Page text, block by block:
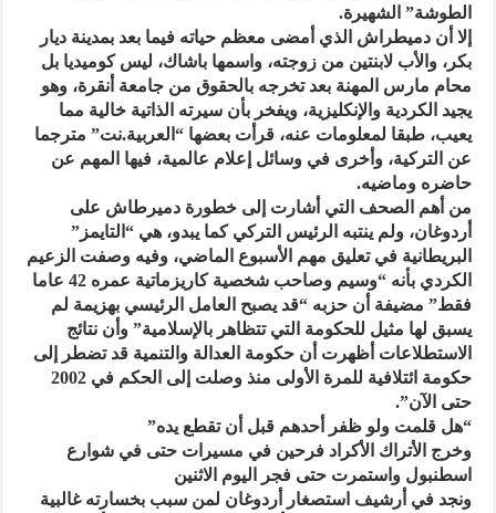
الطوشة” الشهيرة.
إلا أن دميطراش الذي أمضى معظم حياته فيما بعد بمدينة ديار
بكر، والأب لابنتين من زوجته، واسمها باشاك، ليس كوميديا بل
محام مارس المهنة بعد تخرجه بالحقوق من جامعة أنقرة، وهو
يجيد الكردية والإنكليزية، ويفخر بأن سيرته الذاتية خالية مما
يعيب، طبقا لمعلومات عنه، قرأت بعضها “العربية.نت” مترجما
عن التركية، وأخرى في وسائل إعلام عالمية، فيها المهم عن
حاضره وماضيه.
من أهم الصحف التي أشارت إلى خطورة دميرطاش على
أردوغان، ولم ينتبه الرئيس التركي كما يبدو، هي “التايمز”
البريطانية في تعليق مهم الأسبوع الماضي، وفيه وصفت الزعيم
الكردي بأنه “وسيم وصاحب شخصية كاريزماتية عمره 42 عاما
فقط” مضيفة أن حزبه “قد يصبح العامل الرئيسي بهزيمة لم
يسبق لها مثيل للحكومة التي تتظاهر بالإسلامية” وأن نتائج
الاستطلاعات أظهرت أن حكومة العدالة والتنمية قد تضطر إلى
حكومة ائتلافية للمرة الأولى منذ وصلت إلى الحكم في 2002
حتى الآن”.
“هل قلمت ولو ظفر أحدهم قبل أن تقطع يده”
وخرج الأتراك الأكراد فرحين في مسيرات حتى في شوارع
اسطنبول واستمرت حتى فجر اليوم الاثنين
ونجد في أرشيف استصغار أردوغان لمن سبب بخسارته غالبية